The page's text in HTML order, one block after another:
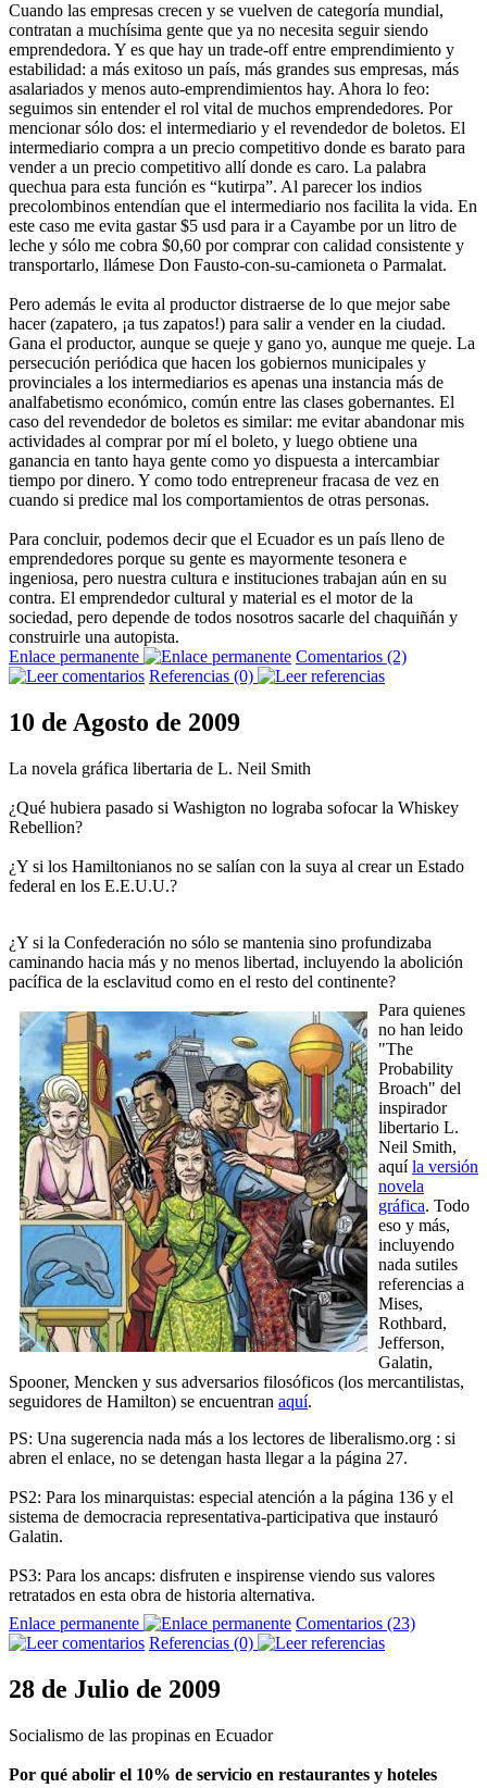
Cuando las empresas crecen y se vuelven de categoría mundial,
contratan a muchísima gente que ya no necesita seguir siendo
emprendedora. Y es que hay un trade-off entre emprendimiento y
estabilidad: a más exitoso un país, más grandes sus empresas, más
asalariados y menos auto-emprendimientos hay. Ahora lo feo:
seguimos sin entender el rol vital de muchos emprendedores. Por
mencionar sólo dos: el intermediario y el revendedor de boletos. El
intermediario compra a un precio competitivo donde es barato para
vender a un precio competitivo allí donde es caro. La palabra
quechua para esta función es “kutirpa”. Al parecer los indios
precolombinos entendían que el intermediario nos facilita la vida. En
este caso me evita gastar $5 usd para ir a Cayambe por un litro de
leche y sólo me cobra $0,60 por comprar con calidad consistente y
transportarlo, llámese Don Fausto-con-su-camioneta o Parmalat.
Pero además le evita al productor distraerse de lo que mejor sabe
hacer (zapatero, ¡a tus zapatos!) para salir a vender en la ciudad.
Gana el productor, aunque se queje y gano yo, aunque me queje. La
persecución periódica que hacen los gobiernos municipales y
provinciales a los intermediarios es apenas una instancia más de
analfabetismo económico, común entre las clases gobernantes. El
caso del revendedor de boletos es similar: me evitar abandonar mis
actividades al comprar por mí el boleto, y luego obtiene una
ganancia en tanto haya gente como yo dispuesta a intercambiar
tiempo por dinero. Y como todo entrepreneur fracasa de vez en
cuando si predice mal los comportamientos de otras personas.
Para concluir, podemos decir que el Ecuador es un país lleno de
emprendedores porque su gente es mayormente tesonera e
ingeniosa, pero nuestra cultura e instituciones trabajan aún en su
contra. El emprendedor cultural y material es el motor de la
sociedad, pero depende de todos nosotros sacarle del chaquiñán y
construirle una autopista.
Enlace permanente
Comentarios (2)
Referencias (0)
10 de Agosto de 2009
La novela gráfica libertaria de L. Neil Smith
¿Qué hubiera pasado si Washigton no lograba sofocar la Whiskey
Rebellion?
¿Y si los Hamiltonianos no se salían con la suya al crear un Estado
federal en los E.E.U.U.?
¿Y si la Confederación no sólo se mantenia sino profundizaba
caminando hacia más y no menos libertad, incluyendo la abolición
pacífica de la esclavitud como en el resto del continente?
Para quienes
no han leido
"The
Probability
Broach" del
inspirador
libertario L.
Neil Smith,
aquíla versión
novela
gráfica. Todo
eso y más,
incluyendo
nada sutiles
referencias a
Mises,
Rothbard,
Jefferson,
Galatin,
Spooner, Mencken y sus adversarios filosóficos (los mercantilistas,
seguidores de Hamilton) se encuentran aquí.
PS: Una sugerencia nada más a los lectores de liberalismo.org : si
abren el enlace, no se detengan hasta llegar a la página 27.
PS2: Para los minarquistas: especial atención a la página 136 y el
sistema de democracia representativa-participativa que instauró
Galatin.
PS3: Para los ancaps: disfruten e inspirense viendo sus valores
retratados en esta obra de historia alternativa.
Enlace permanente
Comentarios (23)
Referencias (0)
28 de Julio de 2009
Socialismo de las propinas en Ecuador
Por qué abolir el 10% de servicio en restaurantes y hoteles